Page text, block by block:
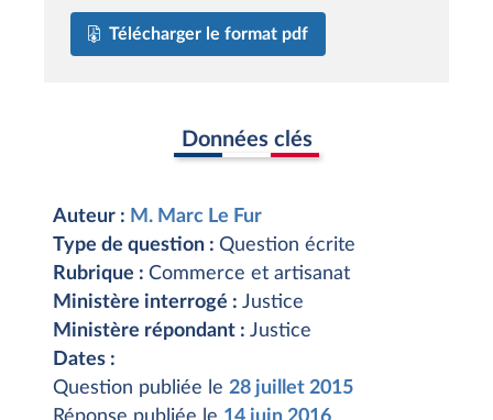
Télécharger le format pdf
Données clés
Auteur : M. Marc Le Fur
Type de question : Question écrite
Rubrique : Commerce et artisanat
Ministère interrogé : Justice
Ministère répondant : Justice
Dates :
Question publiée le 28 juillet 2015